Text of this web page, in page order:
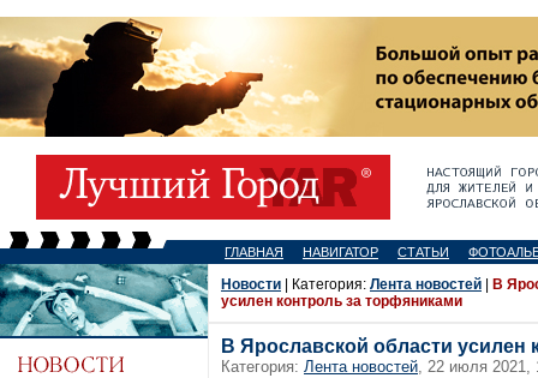
ГЛАВНАЯ НАВИГАТОР СТАТЬИ
Новости | Категория: Лента новостей
В
усилен контроль за торфяниками
В Ярославской области усилен
Категория: Лента новостей, 22 июля 2021,